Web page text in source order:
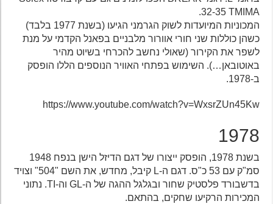
32-35 TMIMA.
המכוניות המיועדות לשוק הגרמני הגיעו (בשנת 1977 בלבד)
כשהן כוללות שני חורי אוורור מלבניים בפאנל הקדמי על מנת
לשפר את הקירור (שאולי נחשב להכרחי בשיוט מהיר
באוטובאן…). השימוש בפתחי האוויר הנוספים הללו הופסק
https://www.youtube.com/watch?v=WxsrZUn45Kw
1978
בשנת 1978, הופסק ייצורו של דגם הדיזל הישן בנפח 1948
סמ"ק עם 53 כ"ס. דגם ה-L קיבל, מחדש, את השם "504" וצויד
בדשבורד פלסטיק שחור ובגלגל ההגה של ה-GL וה-TI. נתוני
המכירות הרקיעו שחקים, בהתאם.